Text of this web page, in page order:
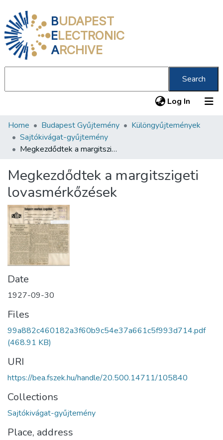
BUDAPEST
ELECTRONIC
ARCHIVE
Search
Log In (current)
Communities & Collections
All of DSpace
About us
Home Budapest Gyűjtemény
Különgyűjtemények
Sajtókivágat-gyűjtemény
Megkezdődtek a margitszigeti lovasmérkőzések
Megkezdődtek a margitszigeti
lovasmérkőzések
Date
1927-09-30
Files
99a882c460182a3f60b9c54e37a661c5f993d714.pdf
(468.91 KB)
URI
https://bea.fszek.hu/handle/20.500.14711/105840
Collections
Sajtókivágat-gyűjtemény
Place, address